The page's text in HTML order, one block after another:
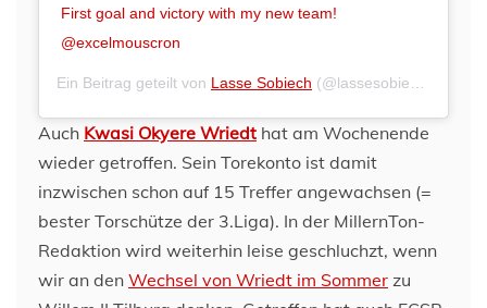
First goal and victory with my new team!
@excelmouscron
Ein Beitrag geteilt von Lasse Sobiech (@lassesobiech) am
Auch Kwasi Okyere Wriedt hat am Wochenende
wieder getroffen. Sein Torekonto ist damit
inzwischen schon auf 15 Treffer angewachsen (=
bester Torschütze der 3.Liga). In der MillernTon-
Redaktion wird weiterhin leise geschluchzt, wenn
wir an den Wechsel von Wriedt im Sommer zu